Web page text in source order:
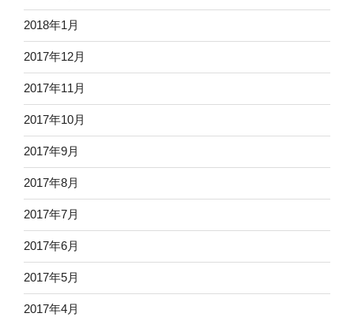
2018年1月
2017年12月
2017年11月
2017年10月
2017年9月
2017年8月
2017年7月
2017年6月
2017年5月
2017年4月